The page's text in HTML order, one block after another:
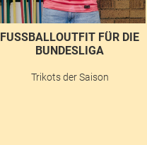
FUSSBALLOUTFIT FÜR DIE B
UNDESLIGA
Trikots der Saison